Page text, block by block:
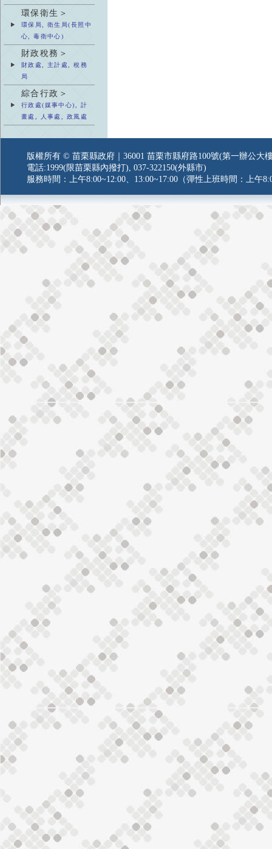
環保衛生＞
環保局, 衛生局(長照中
心, 毒衛中心)
財政稅務＞
財政處, 主計處, 稅務
局
綜合行政＞
行政處(媒事中心), 計
畫處, 人事處, 政風處
版權所有 © 苗栗縣政府｜36001 苗栗市縣府路100號(第一辦公大
電話:1999(限苗栗縣內撥打), 037-322150(外縣市)
服務時間：上午8:00~12:00、13:00~17:00（彈性上班時間：上午